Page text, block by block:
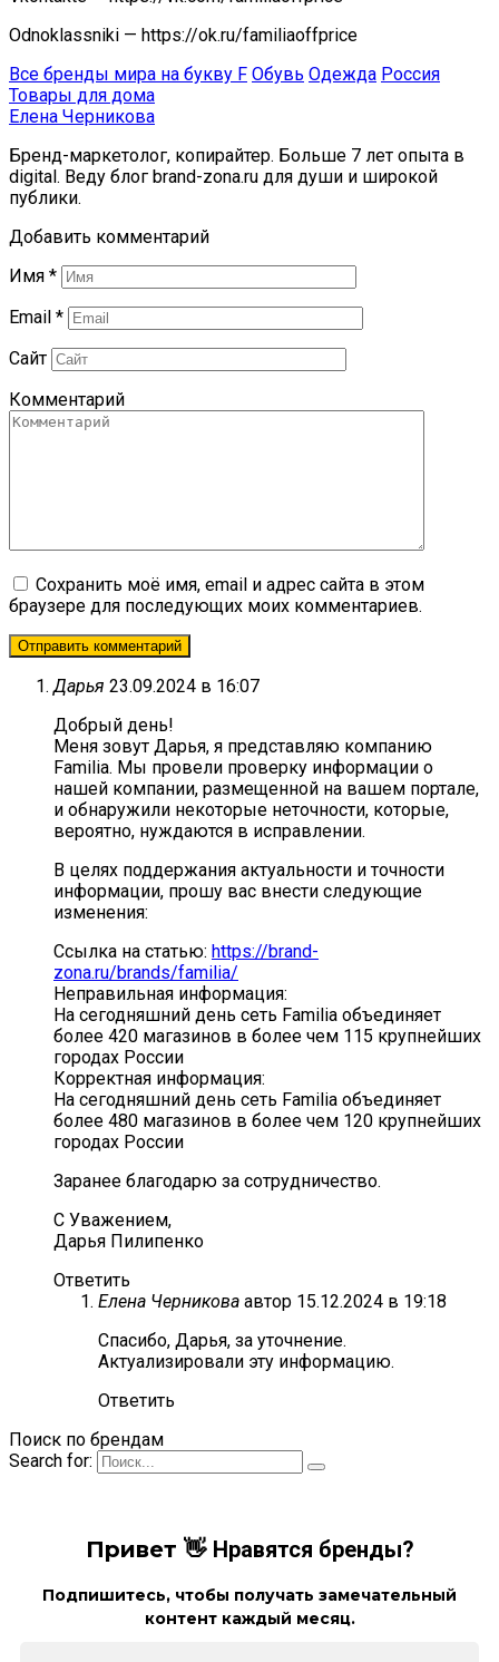
Odnoklassniki — https://ok.ru/familiaoffprice
Все бренды мира на букву F Обувь Одежда Россия
Товары для дома
Елена Черникова
Бренд-маркетолог, копирайтер. Больше 7 лет опыта в
digital. Веду блог brand-zona.ru для души и широкой
публики.
Добавить комментарий
Имя *
Email *
Сайт
Комментарий
Сохранить моё имя, email и адрес сайта в этом
браузере для последующих моих комментариев.
Дарья 23.09.2024 в 16:07
Добрый день!
Меня зовут Дарья, я представляю компанию
Familia. Мы провели проверку информации о
нашей компании, размещенной на вашем портале,
и обнаружили некоторые неточности, которые,
вероятно, нуждаются в исправлении.
В целях поддержания актуальности и точности
информации, прошу вас внести следующие
изменения:
Ссылка на статью: https://brand-
zona.ru/brands/familia/
Неправильная информация:
На сегодняшний день сеть Familia объединяет
более 420 магазинов в более чем 115 крупнейших
городах России
Корректная информация:
На сегодняшний день сеть Familia объединяет
более 480 магазинов в более чем 120 крупнейших
городах России
Заранее благодарю за сотрудничество.
С Уважением,
Дарья Пилипенко
Ответить
Елена Черникова автор 15.12.2024 в 19:18
Спасибо, Дарья, за уточнение.
Актуализировали эту информацию.
Ответить
Поиск по брендам
Search for:
Привет 👋 Нравятся бренды?
Подпишитесь, чтобы получать замечательный
контент каждый месяц.